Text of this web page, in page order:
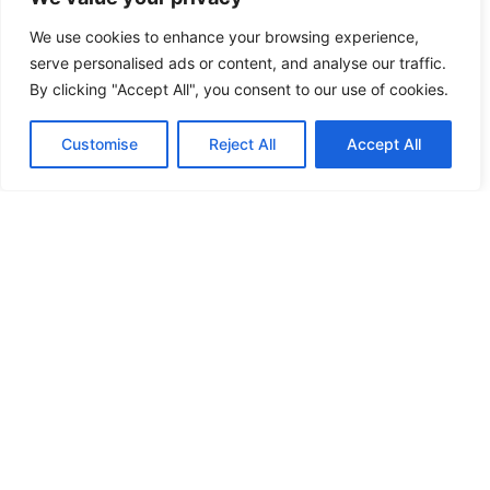
We use cookies to enhance your browsing experience,
serve personalised ads or content, and analyse our traffic.
By clicking "Accept All", you consent to our use of cookies.
Customise Reject All Accept All